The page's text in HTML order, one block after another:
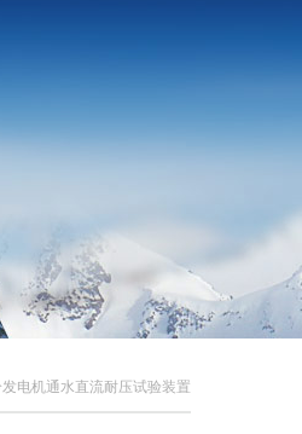
电机通水直流耐压试验装置